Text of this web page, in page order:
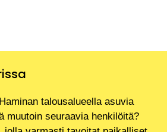
talousalueella asuvia
muutoin seuraavia henkilöitä?